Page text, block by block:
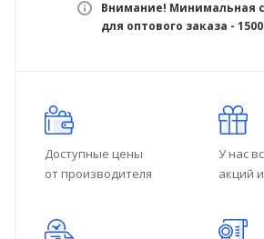
Внимание! Минимальная
для оптового заказа -
Доступные цены
от производителя
У нас
акций